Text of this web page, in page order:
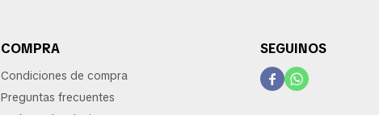
COMPRA
Condiciones de compra
Preguntas frecuentes
SEGUINOS
 